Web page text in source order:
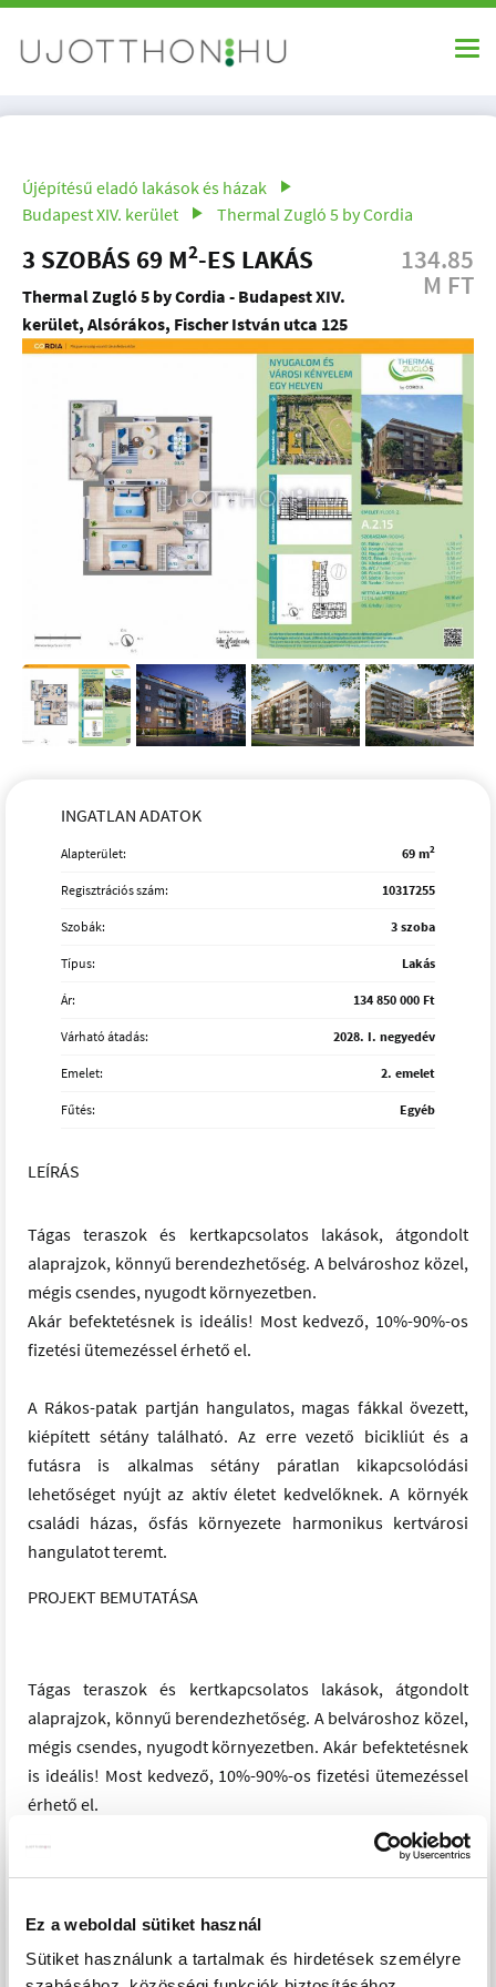
Ez a weboldal sütiket használ
Sütiket használunk a tartalmak és hirdetések személyre
Újépítésű eladó lakások és házak
Budapest XIV. kerület
Thermal Zugló 5 by Cordia
3 SZOBÁS 69 M2-ES LAKÁS
Thermal Zugló 5 by Cordia - Budapest XIV.
kerület, Alsórákos, Fischer István utca 125
134.85
M FT
INGATLAN ADATOK
Alapterület: 69 m2
Regisztrációs szám: 10317255
Szobák: 3 szoba
Típus: Lakás
Ár: 134 850 000 Ft
Várható átadás: 2028. I. negyedév
Emelet: 2. emelet
Fűtés: Egyéb
LEÍRÁS
Tágas teraszok és kertkapcsolatos lakások, átgondolt
alaprajzok, könnyű berendezhetőség. A belvároshoz közel,
mégis csendes, nyugodt környezetben.
Akár befektetésnek is ideális! Most kedvező, 10%-90%-os
fizetési ütemezéssel érhető el.
A Rákos-patak partján hangulatos, magas fákkal övezett,
kiépített sétány található. Az erre vezető bicikliút és a
futásra is alkalmas sétány páratlan kikapcsolódási
lehetőséget nyújt az aktív életet kedvelőknek. A környék
családi házas, ősfás környezete harmonikus kertvárosi
hangulatot teremt.
PROJEKT BEMUTATÁSA
Tágas teraszok és kertkapcsolatos lakások, átgondolt
alaprajzok, könnyű berendezhetőség. A belvároshoz közel,
mégis csendes, nyugodt környezetben. Akár befektetésnek
is ideális! Most kedvező, 10%-90%-os fizetési ütemezéssel
érhető el.
A Rákos-patak partján hangulatos, magas fákkal övezett,
futásra is alkalmas sétány páratlan kikapcsolódási
lehetőséget nyújt az aktív életet kedvelőknek. A környék
családi házas, ősfás környezete harmonikus kertvárosi